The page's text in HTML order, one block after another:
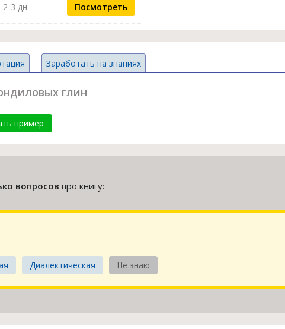
3 дн. Посмотреть
Заработать на знаниях
глин
пример
вопросов про книгу:
Диалектическая Не знаю